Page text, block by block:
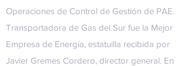
Operaciones de Control de Gestión de PAE.
Transportadora de Gas del Sur fue la Mejor
Empresa de Energía, estatuilla recibida por
Javier Gremes Cordero, director general. En